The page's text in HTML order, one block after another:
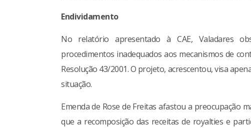
Endividamento
No relatório apresentado à CAE, Valadares
procedimentos inadequados aos mecanismos de
Resolução 43/2001. O projeto, acrescentou, visa
situação.
Emenda de Rose de Freitas afastou a preocupação
que a recomposição das receitas de royalties e